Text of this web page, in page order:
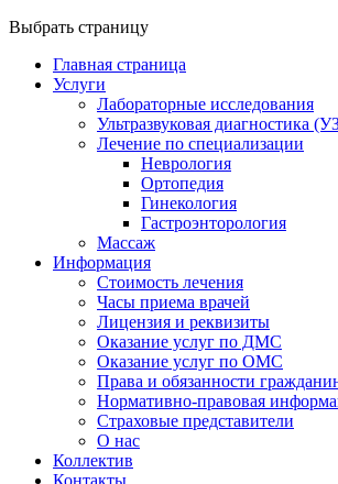
Выбрать страницу
Главная страница
Услуги
Лабораторные исследования
Ультразвуковая диагностика
Лечение по специализации
Неврология
Ортопедия
Гинекология
Гастроэнторология
Массаж
Информация
Стоимость лечения
Часы приема врачей
Лицензия и реквизиты
Оказание услуг по ДМС
Оказание услуг по ОМС
Права и обязанности
Нормативно-правовая
Страховые представители
О нас
Коллектив
Контакты